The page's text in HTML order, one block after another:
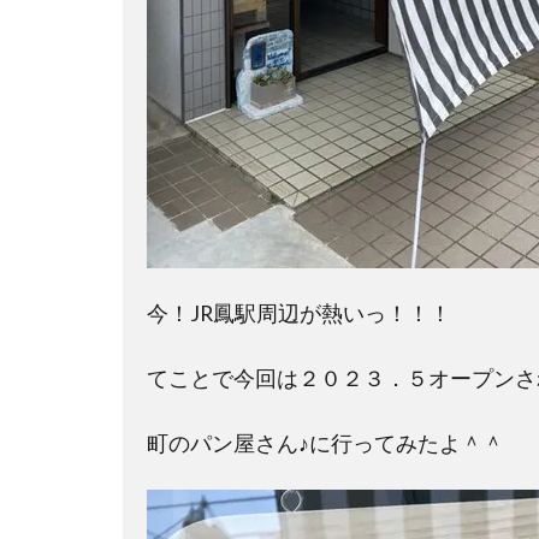
今！JR鳳駅周辺が熱いっ！！！
てことで今回は２０２３．５オープン
町のパン屋さん♪に行ってみたよ＾＾